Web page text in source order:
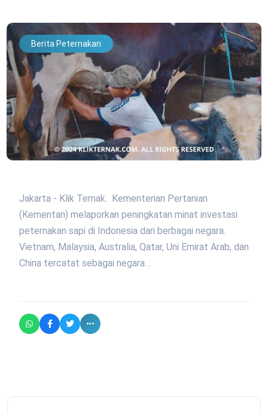
Berita Peternakan
Jakarta - Klik Ternak. Kementerian Pertanian
(Kementan) melaporkan peningkatan minat investasi
peternakan sapi di Indonesia dari berbagai negara.
Vietnam, Malaysia, Australia, Qatar, Uni Emirat Arab, dan
China tercatat sebagai negara…